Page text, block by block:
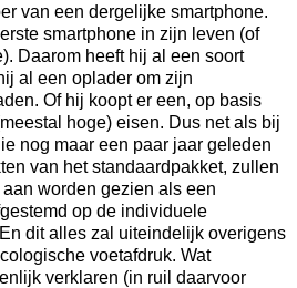
van een dergelijke smartphone.
smartphone in zijn leven (of
Daarom heeft hij al een soort
al een oplader om zijn
Of hij koopt er een, op basis
hoge) eisen. Dus net als bij
nog maar een paar jaar geleden
van het standaardpakket, zullen
worden gezien als een
op de individuele
dit alles zal uiteindelijk overigens
voetafdruk. Wat
verklaren (in ruil daarvoor